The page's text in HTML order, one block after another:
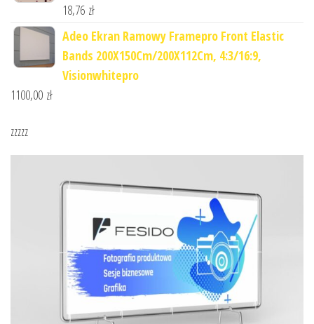
18,76 zł
Adeo Ekran Ramowy Framepro Front Elastic
Bands 200X150Cm/200X112Cm, 4:3/16:9,
Visionwhitepro
1100,00 zł
zzzzz